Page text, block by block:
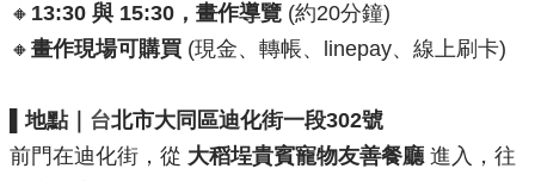
🔸 13:30 與 15:30，畫作導覽 (約20分鐘)
🔸 畫作現場可購買 (現金、轉帳、linepay、線上刷卡)
▌地點｜ 台北市大同區迪化街一段302號
前門在迪化街，從 大稻埕貴賓寵物友善餐廳進入，往